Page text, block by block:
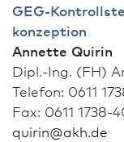
GEG-
konzeption
Annette Quirin
Dipl.-Ing. (FH)
Telefon: 0611
Fax: 0611 1738-
quirin@akh.de